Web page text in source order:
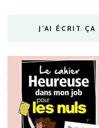
J’AI ÉCRIT